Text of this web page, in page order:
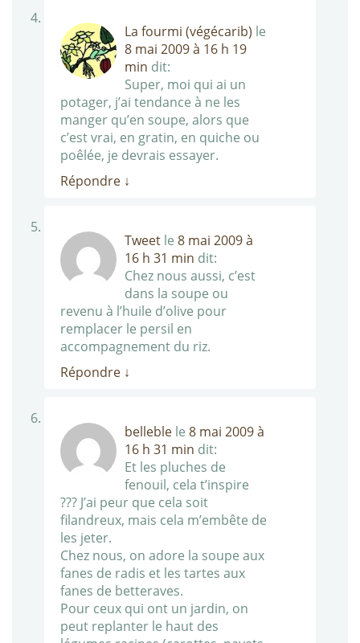
La fourmi (végécarib) le
8 mai 2009 à 16 h 19
min dit:
Super, moi qui ai un
potager, j’ai tendance à ne les
manger qu’en soupe, alors que
c’est vrai, en gratin, en quiche ou
poêlée, je devrais essayer.
Répondre ↓
Tweet le 8 mai 2009 à
16 h 31 min dit:
Chez nous aussi, c’est
dans la soupe ou
revenu à l’huile d’olive pour
remplacer le persil en
accompagnement du riz.
Répondre ↓
belleble le 8 mai 2009 à
16 h 31 min dit:
Et les pluches de
fenouil, cela t’inspire
??? J’ai peur que cela soit
filandreux, mais cela m’embête de
les jeter.
Chez nous, on adore la soupe aux
fanes de radis et les tartes aux
fanes de betteraves.
Pour ceux qui ont un jardin, on
peut replanter le haut des